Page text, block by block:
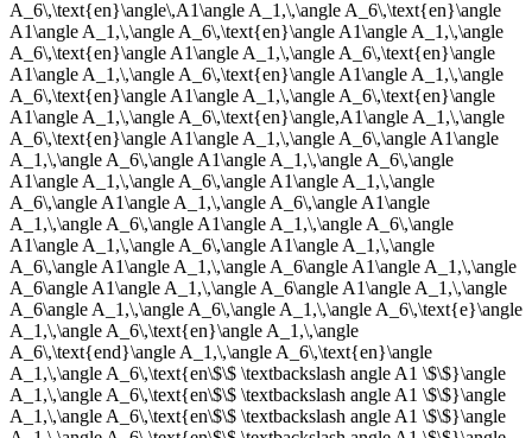
A_6\,\text{en}\angle\,A1\angle A_1,\,\angle A_6\,\text{en}\angle
A1\angle A_1,\,\angle A_6\,\text{en}\angle A1\angle A_1,\,\angle
A_6\,\text{en}\angle A1\angle A_1,\,\angle A_6\,\text{en}\angle
A1\angle A_1,\,\angle A_6\,\text{en}\angle A1\angle A_1,\,\angle
A_6\,\text{en}\angle A1\angle A_1,\,\angle A_6\,\text{en}\angle
A1\angle A_1,\,\angle A_6\,\text{en}\angle,A1\angle A_1,\,\angle
A_6\,\text{en}\angle A1\angle A_1,\,\angle A_6\,\angle A1\angle
A_1,\,\angle A_6\,\angle A1\angle A_1,\,\angle A_6\,\angle
A1\angle A_1,\,\angle A_6\,\angle A1\angle A_1,\,\angle
A_6\,\angle A1\angle A_1,\,\angle A_6\,\angle A1\angle
A_1,\,\angle A_6\,\angle A1\angle A_1,\,\angle A_6\,\angle
A1\angle A_1,\,\angle A_6\,\angle A1\angle A_1,\,\angle
A_6\,\angle A1\angle A_1,\,\angle A_6\angle A1\angle A_1,\,\angle
A_6\angle A1\angle A_1,\,\angle A_6\angle A1\angle A_1,\,\angle
A_6\angle A_1,\,\angle A_6\,\angle A_1,\,\angle A_6\,\text{e}\angle
A_1,\,\angle A_6\,\text{en}\angle A_1,\,\angle
A_6\,\text{end}\angle A_1,\,\angle A_6\,\text{en}\angle
A_1,\,\angle A_6\,\text{en\$\$ \textbackslash angle A1 \$\$}\angle
A_1,\,\angle A_6\,\text{en\$\$ \textbackslash angle A1 \$\$}\angle
A_1,\,\angle A_6\,\text{en\$\$ \textbackslash angle A1 \$\$}\angle